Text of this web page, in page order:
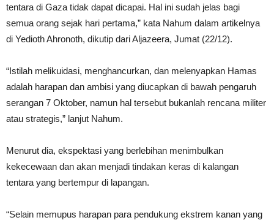
tentara di Gaza tidak dapat dicapai. Hal ini sudah jelas bagi
semua orang sejak hari pertama,” kata Nahum dalam artikelnya
di Yedioth Ahronoth, dikutip dari Aljazeera, Jumat (22/12).
“Istilah melikuidasi, menghancurkan, dan melenyapkan Hamas
adalah harapan dan ambisi yang diucapkan di bawah pengaruh
serangan 7 Oktober, namun hal tersebut bukanlah rencana militer
atau strategis,” lanjut Nahum.
Menurut dia, ekspektasi yang berlebihan menimbulkan
kekecewaan dan akan menjadi tindakan keras di kalangan
tentara yang bertempur di lapangan.
“Selain memupus harapan para pendukung ekstrem kanan yang